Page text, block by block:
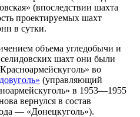
(впоследствии шахта
проектируемых шахт
в сутки.
объема угледобычи и
шахт они были
во
(управляющий
в 1953—1955
вернулся в состав
— «Донецкуголь»).